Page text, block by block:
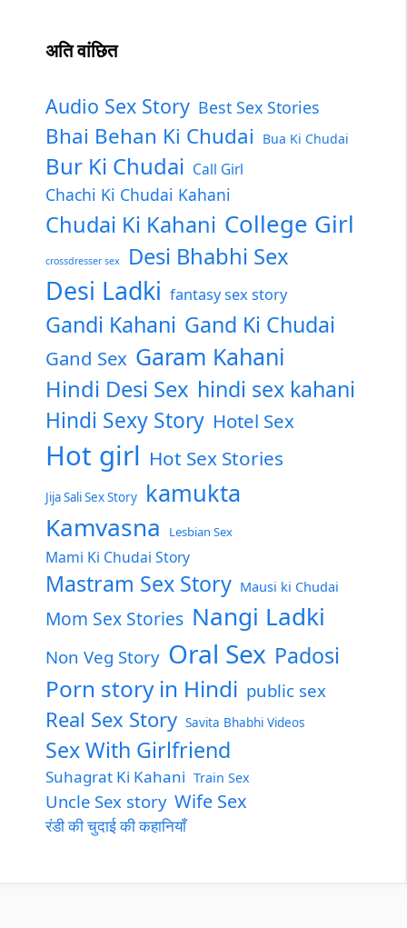
अति वांछित
Audio Sex Story Best Sex Stories
Bhai Behan Ki Chudai Bua Ki Chudai
Bur Ki Chudai Call Girl
Chachi Ki Chudai Kahani
Chudai Ki Kahani College Girl
crossdresser sex Desi Bhabhi Sex
Desi Ladki fantasy sex story
Gandi Kahani Gand Ki Chudai
Gand Sex Garam Kahani
Hindi Desi Sex hindi sex kahani
Hindi Sexy Story Hotel Sex
Hot girl Hot Sex Stories
Jija Sali Sex Story kamukta
Kamvasna Lesbian Sex
Mami Ki Chudai Story
Mastram Sex Story Mausi ki Chudai
Mom Sex Stories Nangi Ladki
Non Veg Story Oral Sex Padosi
Porn story in Hindi public sex
Real Sex Story Savita Bhabhi Videos
Sex With Girlfriend
Suhagrat Ki Kahani Train Sex
Uncle Sex story Wife Sex
रंडी की चुदाई की कहानियाँ